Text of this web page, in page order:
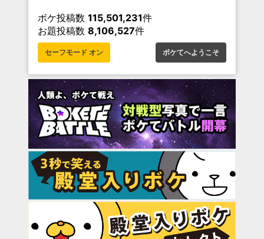
ボケ投稿数 115,501,231件
お題投稿数 8,106,527件
セーフモード オン ボケてへようこそ